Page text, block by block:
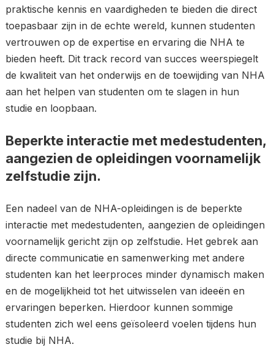
praktische kennis en vaardigheden te bieden die direct
toepasbaar zijn in de echte wereld, kunnen studenten
vertrouwen op de expertise en ervaring die NHA te
bieden heeft. Dit track record van succes weerspiegelt
de kwaliteit van het onderwijs en de toewijding van NHA
aan het helpen van studenten om te slagen in hun
studie en loopbaan.
Beperkte interactie met medestudenten,
aangezien de opleidingen voornamelijk
zelfstudie zijn.
Een nadeel van de NHA-opleidingen is de beperkte
interactie met medestudenten, aangezien de opleidingen
voornamelijk gericht zijn op zelfstudie. Het gebrek aan
directe communicatie en samenwerking met andere
studenten kan het leerproces minder dynamisch maken
en de mogelijkheid tot het uitwisselen van ideeën en
ervaringen beperken. Hierdoor kunnen sommige
studenten zich wel eens geïsoleerd voelen tijdens hun
studie bij NHA.